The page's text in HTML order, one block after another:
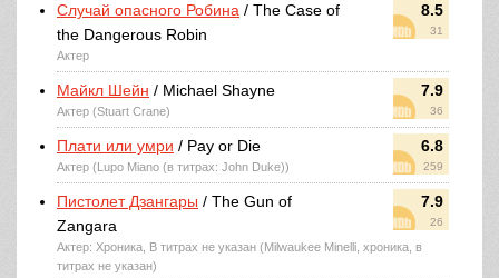
8.5
31
Случай опасного Робина / The Case of
the Dangerous Robin
Актер
7.9
36
Майкл Шейн / Michael Shayne
Актер (Stuart Crane)
6.8
259
Плати или умри / Pay or Die
Актер (Lupo Miano (в титрах: John Duke))
7.9
26
Пистолет Дзангары / The Gun of
Zangara
Актер: Хроника, В титрах не указан (Milwaukee Minelli, хроника, в
титрах не указан)